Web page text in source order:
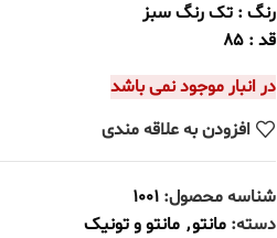
رنگ : تک رنگ سبز
قد : 85
در انبار موجود نمی باشد
افزودن به علاقه مندی
شناسه محصول: 1001
دسته: مانتو, مانتو و تونیک